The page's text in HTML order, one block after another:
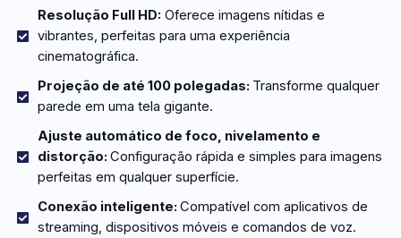
Resolução Full HD: Oferece imagens nítidas e
vibrantes, perfeitas para uma experiência
cinematográfica.
Projeção de até 100 polegadas: Transforme qualquer
parede em uma tela gigante.
Ajuste automático de foco, nivelamento e
distorção: Configuração rápida e simples para imagens
perfeitas em qualquer superfície.
Conexão inteligente: Compatível com aplicativos de
streaming, dispositivos móveis e comandos de voz.